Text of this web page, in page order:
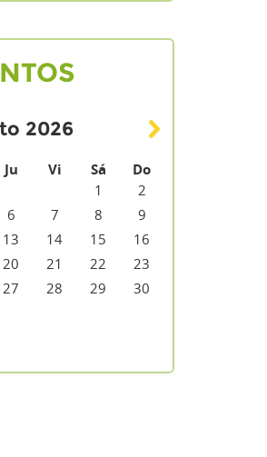
2026
Ju Vi Sá Do
1
2
6 7 8
9
13 14 15
16
20 21 22
23
27 28 29
30